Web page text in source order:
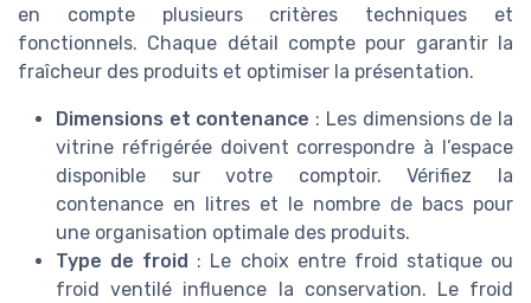
en compte plusieurs critères techniques et
fonctionnels. Chaque détail compte pour garantir la
fraîcheur des produits et optimiser la présentation.
Dimensions et contenance : Les dimensions de la
vitrine réfrigérée doivent correspondre à l’espace
disponible sur votre comptoir. Vérifiez la
contenance en litres et le nombre de bacs pour
une organisation optimale des produits.
Type de froid : Le choix entre froid statique ou
froid ventilé influence la conservation. Le froid